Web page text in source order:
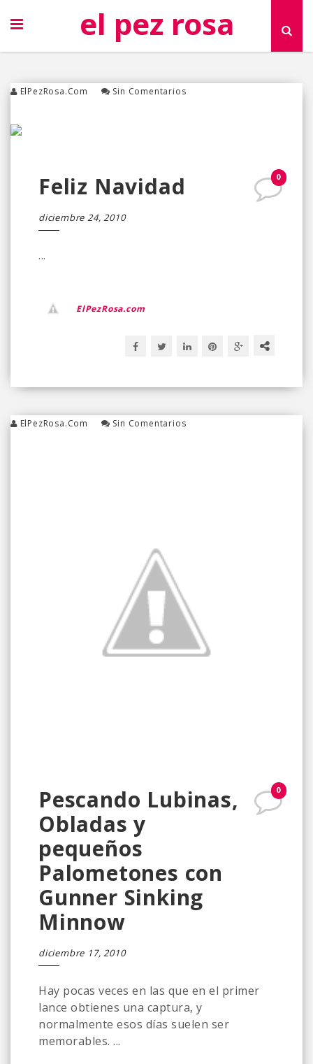
el pez rosa
ElPezRosa.com Sin Comentarios
0
Feliz Navidad
diciembre 24, 2010
...
ElPezRosa.com
ElPezRosa.com Sin Comentarios
0
Pescando Lubinas,
Obladas y
pequeños
Palometones con
Gunner Sinking
Minnow
diciembre 17, 2010
Hay pocas veces en las que en el primer
lance obtienes una captura, y
normalmente esos días suelen ser
memorables. ...